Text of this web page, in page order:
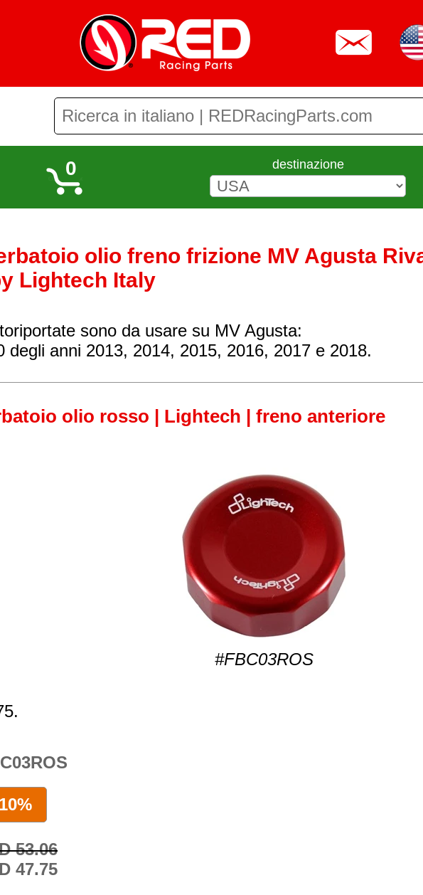
0 destinazione
olio freno frizione MV Agusta
Lightech Italy
sono da usare su MV Agusta:
degli anni 2013, 2014, 2015, 2016, 2017 e 2018.
olio rosso | Lightech | freno anteriore
#FBC03ROS
53.06
47.75